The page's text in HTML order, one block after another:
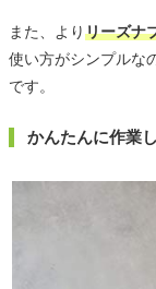
また、よりリーズナ
使い方がシンプルな
です。
かんたんに作業